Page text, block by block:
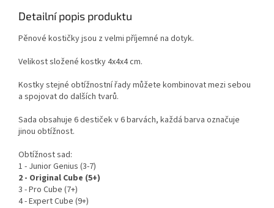
Detailní popis produktu
Pěnové kostičky jsou z velmi příjemné na dotyk.
Velikost složené kostky 4x4x4 cm.
Kostky stejné obtížnostní řady můžete kombinovat mezi sebou
a spojovat do dalších tvarů.
Sada obsahuje 6 destiček v 6 barvách, každá barva označuje
jinou obtížnost.
Obtížnost sad:
1 - Junior Genius (3-7)
2 - Original Cube (5+)
3 - Pro Cube (7+)
4 - Expert Cube (9+)